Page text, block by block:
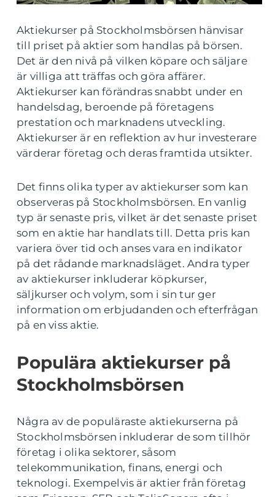
Aktiekurser på Stockholmsbörsen hänvisar
till priset på aktier som handlas på börsen.
Det är den nivå på vilken köpare och säljare
är villiga att träffas och göra affärer.
Aktiekurser kan förändras snabbt under en
handelsdag, beroende på företagens
prestation och marknadens utveckling.
Aktiekurser är en reflektion av hur investerare
värderar företag och deras framtida utsikter.
Det finns olika typer av aktiekurser som kan
observeras på Stockholmsbörsen. En vanlig
typ är senaste pris, vilket är det senaste priset
som en aktie har handlats till. Detta pris kan
variera över tid och anses vara en indikator
på det rådande marknadsläget. Andra typer
av aktiekurser inkluderar köpkurser,
säljkurser och volym, som i sin tur ger
information om erbjudanden och efterfrågan
på en viss aktie.
Populära aktiekurser på
Stockholmsbörsen
Några av de populäraste aktiekurserna på
Stockholmsbörsen inkluderar de som tillhör
företag i olika sektorer, såsom
telekommunikation, finans, energi och
teknologi. Exempelvis är aktier från företag